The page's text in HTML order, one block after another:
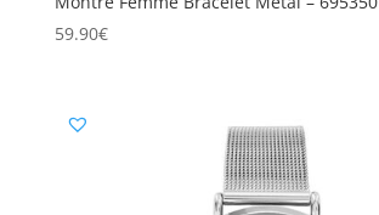
59.90€